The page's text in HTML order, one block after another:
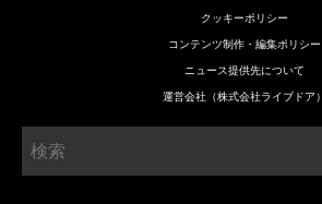
クッキーポリシー
コンテンツ制作・編集ポリシー
ニュース提供先について
運営会社（株式会社ライブドア）